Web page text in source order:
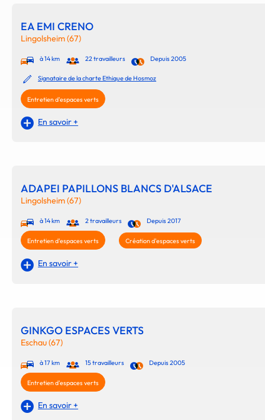
EA EMI CRENO
Lingolsheim (67)
à 14 km 22 travailleurs Depuis 2005
Signataire de la charte Ethique de Hosmoz
Entretien d'espaces verts
En savoir +
ADAPEI PAPILLONS BLANCS D'ALSACE
Lingolsheim (67)
à 14 km 2 travailleurs Depuis 2017
Entretien d'espaces verts Création d'espaces verts
En savoir +
GINKGO ESPACES VERTS
Eschau (67)
à 17 km 15 travailleurs Depuis 2005
Entretien d'espaces verts
En savoir +